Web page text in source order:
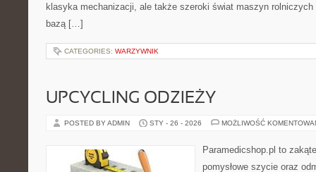
klasyka mechanizacji, ale także szeroki świat maszyn
bazą […]
CATEGORIES: WARZYWNIK
UPCYCLING ODZIEŻY
POSTED BY ADMIN STY - 26 - 2026 MOŻLIWOŚĆ
Paramedicshop.pl to
pomysłowe szycie oraz